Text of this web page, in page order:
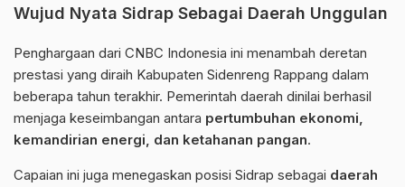
Wujud Nyata Sidrap Sebagai Daerah Unggulan
Penghargaan dari CNBC Indonesia ini menambah deretan
prestasi yang diraih Kabupaten Sidenreng Rappang dalam
beberapa tahun terakhir. Pemerintah daerah dinilai berhasil
menjaga keseimbangan antara pertumbuhan ekonomi,
kemandirian energi, dan ketahanan pangan.
Capaian ini juga menegaskan posisi Sidrap sebagai daerah